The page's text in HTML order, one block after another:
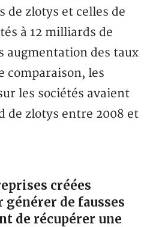
de zlotys et celles de
à 12 milliards de
augmentation des taux
comparaison, les
les sociétés avaient
de zlotys entre 2008 et
créées
de fausses
de récupérer une